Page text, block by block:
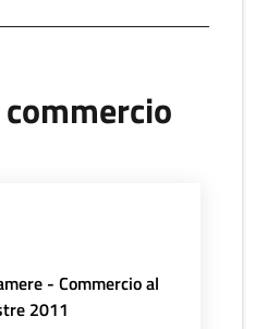
- Commercio al
2011